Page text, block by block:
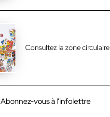
Consultez la zone circulaire
Abonnez-vous à l'infolettre